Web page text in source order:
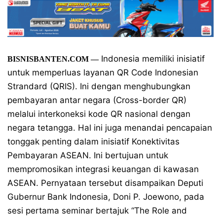
BISNISBANTEN.COM —Indonesia memiliki inisiatif
untuk memperluas layanan QR Code Indonesian
Strandard (QRIS). Ini dengan menghubungkan
pembayaran antar negara (Cross-border QR)
melalui interkoneksi kode QR nasional dengan
negara tetangga. Hal ini juga menandai pencapaian
tonggak penting dalam inisiatif Konektivitas
Pembayaran ASEAN. Ini bertujuan untuk
mempromosikan integrasi keuangan di kawasan
ASEAN. Pernyataan tersebut disampaikan Deputi
Gubernur Bank Indonesia, Doni P. Joewono, pada
sesi pertama seminar bertajuk “The Role and